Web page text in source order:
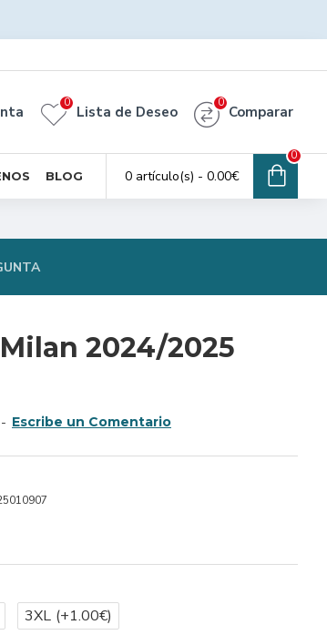
Lista de Deseo
0
Comparar
0
BLOG 0 artículo(s) - 0.00€
0
2024/2025
- Escribe un Comentario
3XL (+1.00€)